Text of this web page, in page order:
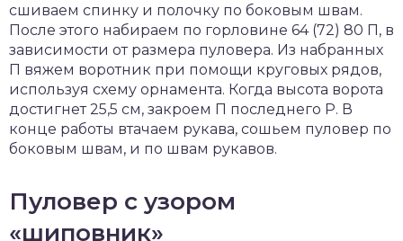
сшиваем спинку и полочку по боковым швам.
После этого набираем по горловине 64 (72) 80 П, в
зависимости от размера пуловера. Из набранных
П вяжем воротник при помощи круговых рядов,
используя схему орнамента. Когда высота ворота
достигнет 25,5 см, закроем П последнего Р. В
конце работы втачаем рукава, сошьем пуловер по
боковым швам, и по швам рукавов.
Пуловер с узором
«шиповник»